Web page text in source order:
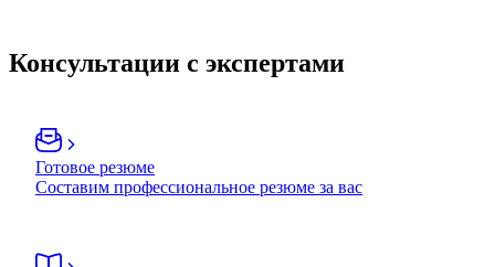
Консультации с экспертами
Готовое резюме
Составим профессиональное резюме за вас